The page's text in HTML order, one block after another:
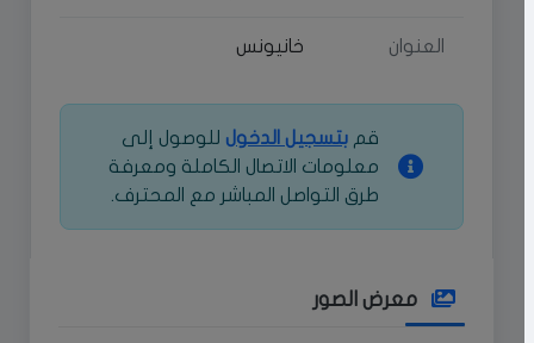
العنوان خانيونس
قمبتسجيل الدخول للوصول إلى
معلومات الاتصال الكاملة ومعرفة
طرق التواصل المباشر مع المحترف.
معرض الصور